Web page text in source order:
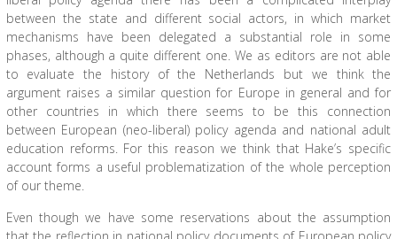
between the state and different social actors, in which market
mechanisms have been delegated a substantial role in some
phases, although a quite different one. We as editors are not able
to evaluate the history of the Netherlands but we think the
argument raises a similar question for Europe in general and for
other countries in which there seems to be this connection
between European (neo-liberal) policy agenda and national adult
education reforms. For this reason we think that Hake’s specific
account forms a useful problematization of the whole perception
of our theme.
Even though we have some reservations about the assumption